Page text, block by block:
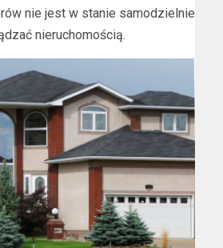
nie jest w stanie samodzielnie
nieruchomością.